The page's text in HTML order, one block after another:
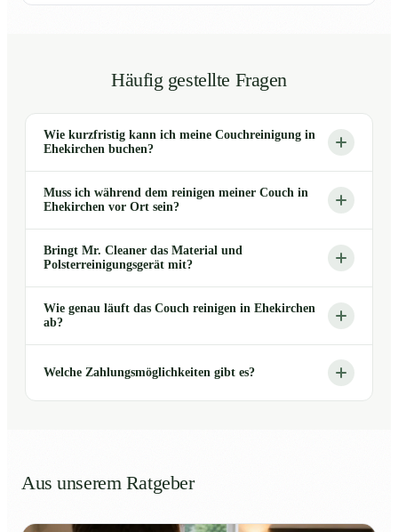
Häufig gestellte Fragen
Wie kurzfristig kann ich meine Couchreinigung in
Ehekirchen buchen?
Muss ich während dem reinigen meiner Couch in
Ehekirchen vor Ort sein?
Bringt Mr. Cleaner das Material und
Polsterreinigungsgerät mit?
Wie genau läuft das Couch reinigen in Ehekirchen
ab?
Welche Zahlungsmöglichkeiten gibt es?
Aus unserem Ratgeber